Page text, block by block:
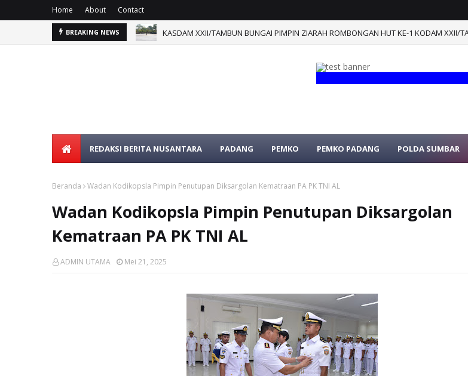
Home About Contact
BREAKING NEWS KASDAM XXII/TAMBUN BUNGAI PIMPIN ZIARAH ROMBONGAN HUT KE-1 KODAM XXII/
REDAKSI BERITA NUSANTARA PADANG PEMKO PEMKO PADANG POLDA SUMBAR
Beranda Wadan Kodikopsla Pimpin Penutupan Diksargolan Kematraan PA PK TNI AL
Wadan Kodikopsla Pimpin Penutupan Diksargolan
Kematraan PA PK TNI AL
ADMIN UTAMA Mei 21, 2025